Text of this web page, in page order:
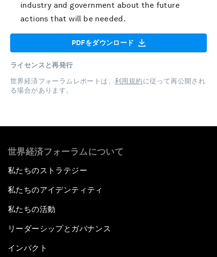
industry and government about the future
actions that will be needed.
PDFをダウンロード
ライセンスと再発行
世界経済フォーラムレポートは、 利用規約に従って再公開され
る場合があります。
世界経済フォーラムについて
私たちのストラテジー
私たちのアイデンティティ
私たちの活動
リーダーシップとガバナンス
インパクト